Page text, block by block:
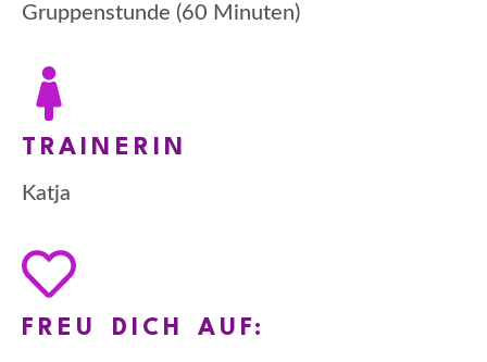
Gruppenstunde (60 Minuten)
TRAINERIN
Katja
FREU DICH AUF: